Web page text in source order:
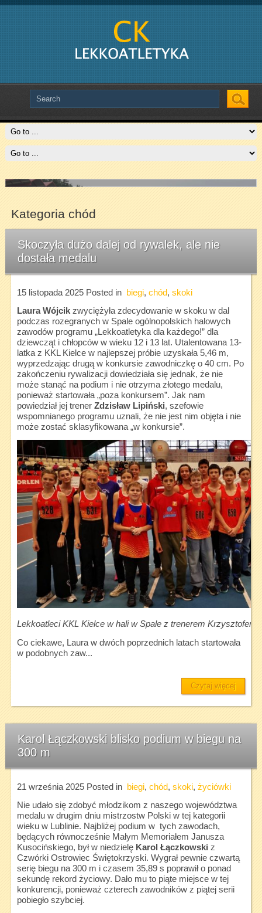
Slide # 3
Czytaj więcej
Kategoria chód
Skoczyła dużo dalej od rywalek, ale nie
dostała medalu
15 listopada 2025Posted in biegi, chód, skoki
Laura Wójcikzwyciężyła zdecydowanie w skoku w dal
podczas rozegranych w Spale ogólnopolskich halowych
zawodów programu „Lekkoatletyka dla każdego!” dla
dziewcząt i chłopców w wieku 12 i 13 lat. Utalentowana 13-
latka z KKL Kielce w najlepszej próbie uzyskała 5,46 m,
wyprzedzając drugą w konkursie zawodniczkę o 40 cm. Po
zakończeniu rywalizacji dowiedziała się jednak, że nie
może stanąć na podium i nie otrzyma złotego medalu,
ponieważ startowała „poza konkursem”. Jak nam
powiedział jej trener Zdzisław Lipiński, szefowie
wspomnianego programu uznali, że nie jest nim objęta i nie
może zostać sklasyfikowana „w konkursie”.
Lekkoatleci KKL Kielce w hali w Spale z trenerem Krzysztofem
Co ciekawe, Laura w dwóch poprzednich latach startowała
w podobnych zaw...
Czytaj więcej
Karol Łączkowski blisko podium w biegu na
300 m
21 września 2025Posted in biegi, chód, skoki, życiówki
Nie udało się zdobyć młodzikom z naszego województwa
medalu w drugim dniu mistrzostw Polski w tej kategorii
wieku w Lublinie. Najbliżej podium w tych zawodach,
będących równocześnie Małym Memoriałem Janusza
Kusocińskiego, był w niedzielę Karol Łączkowski z
Czwórki Ostrowiec Świętokrzyski. Wygrał pewnie czwartą
serię biegu na 300 m i czasem 35,89 s poprawił o ponad
sekundę rekord życiowy. Dało mu to piąte miejsce w tej
konkurencji, ponieważ czterech zawodników z piątej serii
pobiegło szybciej.